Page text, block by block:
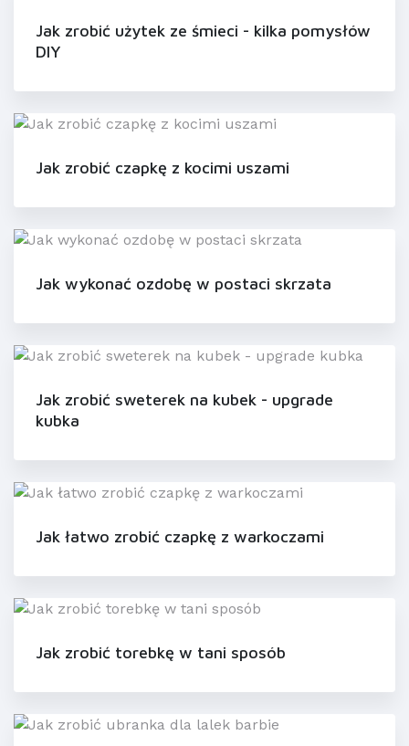
Jak zrobić użytek ze śmieci - kilka pomysłów
DIY
Jak zrobić czapkę z kocimi uszami
Jak wykonać ozdobę w postaci skrzata
Jak zrobić sweterek na kubek - upgrade
kubka
Jak łatwo zrobić czapkę z warkoczami
Jak zrobić torebkę w tani sposób